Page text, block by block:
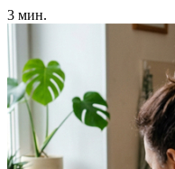
3 мин.